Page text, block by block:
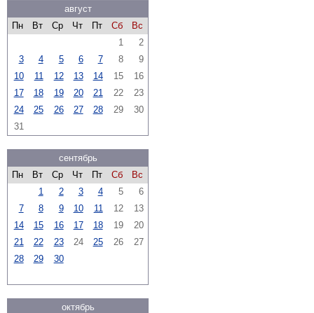
август
Пн
Вт Ср Чт Пт Сб
Вс
1
2
3
4 5 6 7 8
9
10
11 12 13 14 15
16
17
18 19 20 21 22
23
24
25 26 27 28 29
30
31
сентябрь
Пн
Вт Ср Чт Пт Сб
Вс
1
2 3 4 5
6
7
8 9 10 11 12
13
14
15 16 17 18 19
20
21
22 23 24 25 26
27
28
29 30
октябрь